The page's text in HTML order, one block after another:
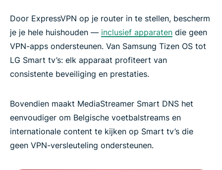
Door ExpressVPN op je router in te stellen, bescherm
je je hele huishouden — inclusief apparaten die geen
VPN-apps ondersteunen. Van Samsung Tizen OS tot
LG Smart tv’s: elk apparaat profiteert van
consistente beveiliging en prestaties.
Bovendien maakt MediaStreamer Smart DNS het
eenvoudiger om Belgische voetbalstreams en
internationale content te kijken op Smart tv’s die
geen VPN-versleuteling ondersteunen.